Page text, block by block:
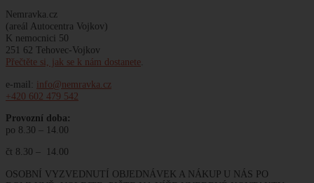
Nemravka.cz
(areál Autocentra Vojkov)
K nemocnici 50
251 62 Tehovec-Vojkov
Přečtěte si, jak se k nám dostanete
e-mail: info@nemravka.cz
+420 602 479 542
Provozní doba:
po 8.30 – 14.00
čt 8.30 – 14.00
OSOBNÍ VYZVEDNUTÍ OBJEDNÁVEK A NÁKUP U NÁS PO